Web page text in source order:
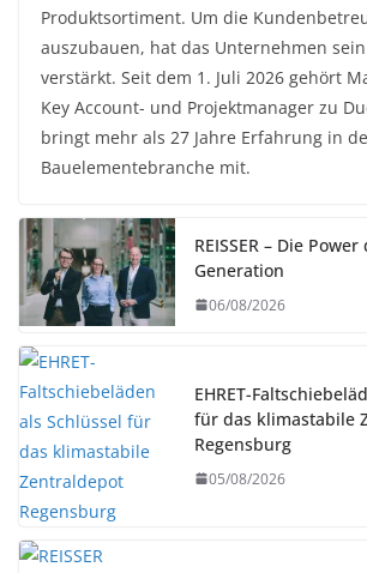
Produktsortiment. Um die
auszubauen, hat das Unternehmen
verstärkt. Seit dem 1. Juli 2026 gehört
Key Account- und Projektmanager zu
bringt mehr als 27 Jahre Erfahrung in
Bauelementebranche mit.
REISSER – Die
Generation
06/08/2026
EHRET-
für das klimastabile
Regensburg
05/08/2026